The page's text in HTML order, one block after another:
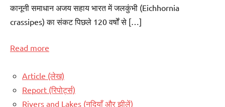
कानूनी समाधान अजय सहाय भारत में जलकुंभी (Eichhornia
crassipes) का संकट पिछले 120 वर्षों से […]
Read more
Article (लेख)
Report (रिपोर्ट्स)
Rivers and Lakes (नदियाँ और झीलें)